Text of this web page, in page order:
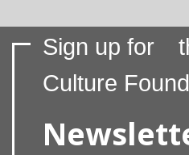
Sign up for
Culture